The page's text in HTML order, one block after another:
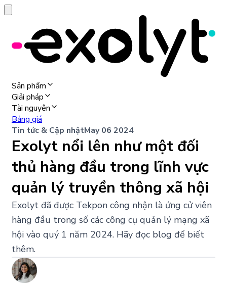
Sản phẩm
Giải pháp
Tài nguyên
Bảng giá
Tin tức & Cập nhậtMay 06 2024
Exolyt nổi lên như một đối
thủ hàng đầu trong lĩnh vực
quản lý truyền thông xã hội
Exolyt đã được Tekpon công nhận là ứng cử viên
hàng đầu trong số các công cụ quản lý mạng xã
hội vào quý 1 năm 2024. Hãy đọc blog để biết
thêm.